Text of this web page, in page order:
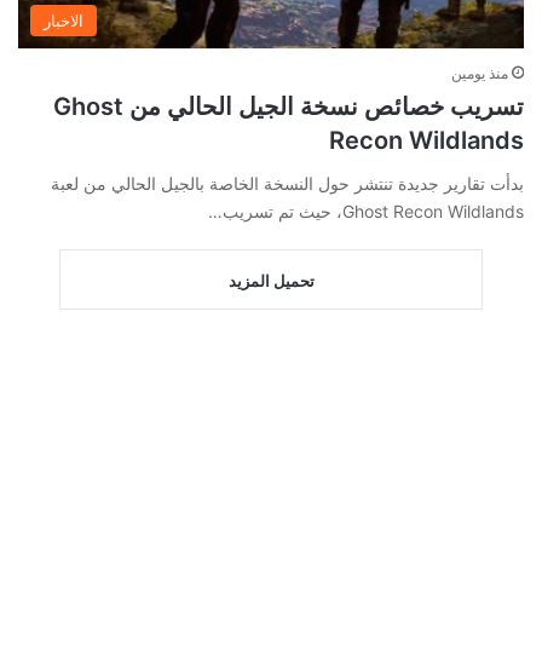
الاخبار
منذ يومين
تسريب خصائص نسخة الجيل الحالي من Ghost
Recon Wildlands
بدأت تقارير جديدة تنتشر حول النسخة الخاصة بالجيل الحالي من لعبة
Ghost Recon Wildlands، حيث تم تسريب…
تحميل المزيد